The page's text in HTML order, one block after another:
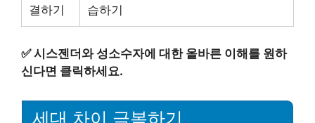
결하기
습하기
✅시스젠더와 성소수자에 대한 올바른 이해를 원하
신다면 클릭하세요.
세대 차이 극복하기